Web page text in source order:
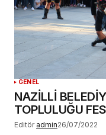
GENEL
NAZİLLİ
TOPLULUĞU
Editör admin26/07/2022